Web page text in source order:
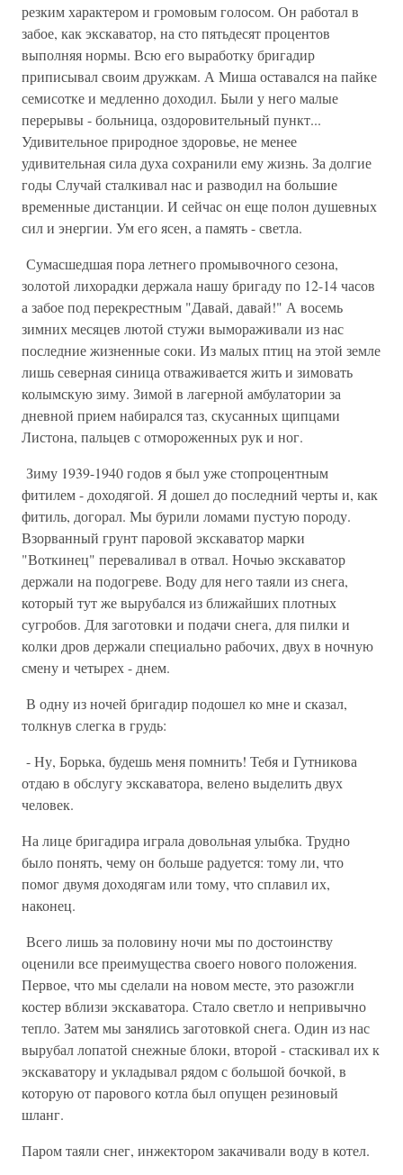
резким характером и громовым голосом. Он работал в
забое, как экскаватор, на сто пятьдесят процентов
выполняя нормы. Всю его выработку бригадир
приписывал своим дружкам. А Миша оставался на пайке
семисотке и медленно доходил. Были у него малые
перерывы - больница, оздоровительный пункт...
Удивительное природное здоровье, не менее
удивительная сила духа сохранили ему жизнь. За долгие
годы Случай сталкивал нас и разводил на большие
временные дистанции. И сейчас он еще полон душевных
сил и энергии. Ум его ясен, а память - светла.
Сумасшедшая пора летнего промывочного сезона,
золотой лихорадки держала нашу бригаду по 12-14 часов
а забое под перекрестным "Давай, давай!" А восемь
зимних месяцев лютой стужи вымораживали из нас
последние жизненные соки. Из малых птиц на этой земле
лишь северная синица отваживается жить и зимовать
колымскую зиму. Зимой в лагерной амбулатории за
дневной прием набирался таз, скусанных щипцами
Листона, пальцев с отмороженных рук и ног.
Зиму 1939-1940 годов я был уже стопроцентным
фитилем - доходягой. Я дошел до последний черты и, как
фитиль, догорал. Мы бурили ломами пустую породу.
Взорванный грунт паровой экскаватор марки
"Воткинец" переваливал в отвал. Ночью экскаватор
держали на подогреве. Воду для него таяли из снега,
который тут же вырубался из ближайших плотных
сугробов. Для заготовки и подачи снега, для пилки и
колки дров держали специально рабочих, двух в ночную
смену и четырех - днем.
В одну из ночей бригадир подошел ко мне и сказал,
толкнув слегка в грудь:
- Ну, Борька, будешь меня помнить! Тебя и Гутникова
отдаю в обслугу экскаватора, велено выделить двух
человек.
На лице бригадира играла довольная улыбка. Трудно
было понять, чему он больше радуется: тому ли, что
помог двумя доходягам или тому, что сплавил их,
наконец.
Всего лишь за половину ночи мы по достоинству
оценили все преимущества своего нового положения.
Первое, что мы сделали на новом месте, это разожгли
костер вблизи экскаватора. Стало светло и непривычно
тепло. Затем мы занялись заготовкой снега. Один из нас
вырубал лопатой снежные блоки, второй - стаскивал их к
экскаватору и укладывал рядом с большой бочкой, в
которую от парового котла был опущен резиновый
шланг.
Паром таяли снег, инжектором закачивали воду в котел.